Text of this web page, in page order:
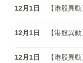
12月1日 【港股異
12月1日 【港股異
12月1日 【港股異